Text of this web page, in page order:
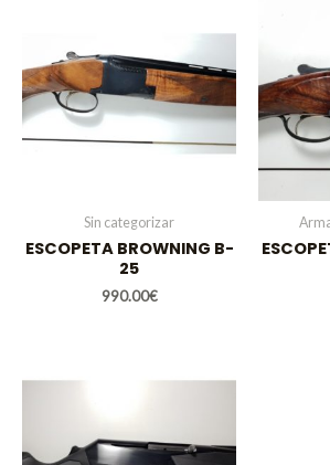
Sin categorizar
ESCOPETA BROWNING B-
25
990.00€